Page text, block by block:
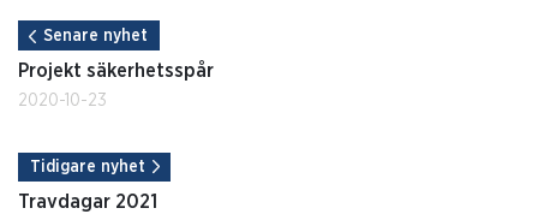
Senare nyhet
Projekt säkerhetsspår
2020-10-23
Tidigare nyhet
Travdagar 2021